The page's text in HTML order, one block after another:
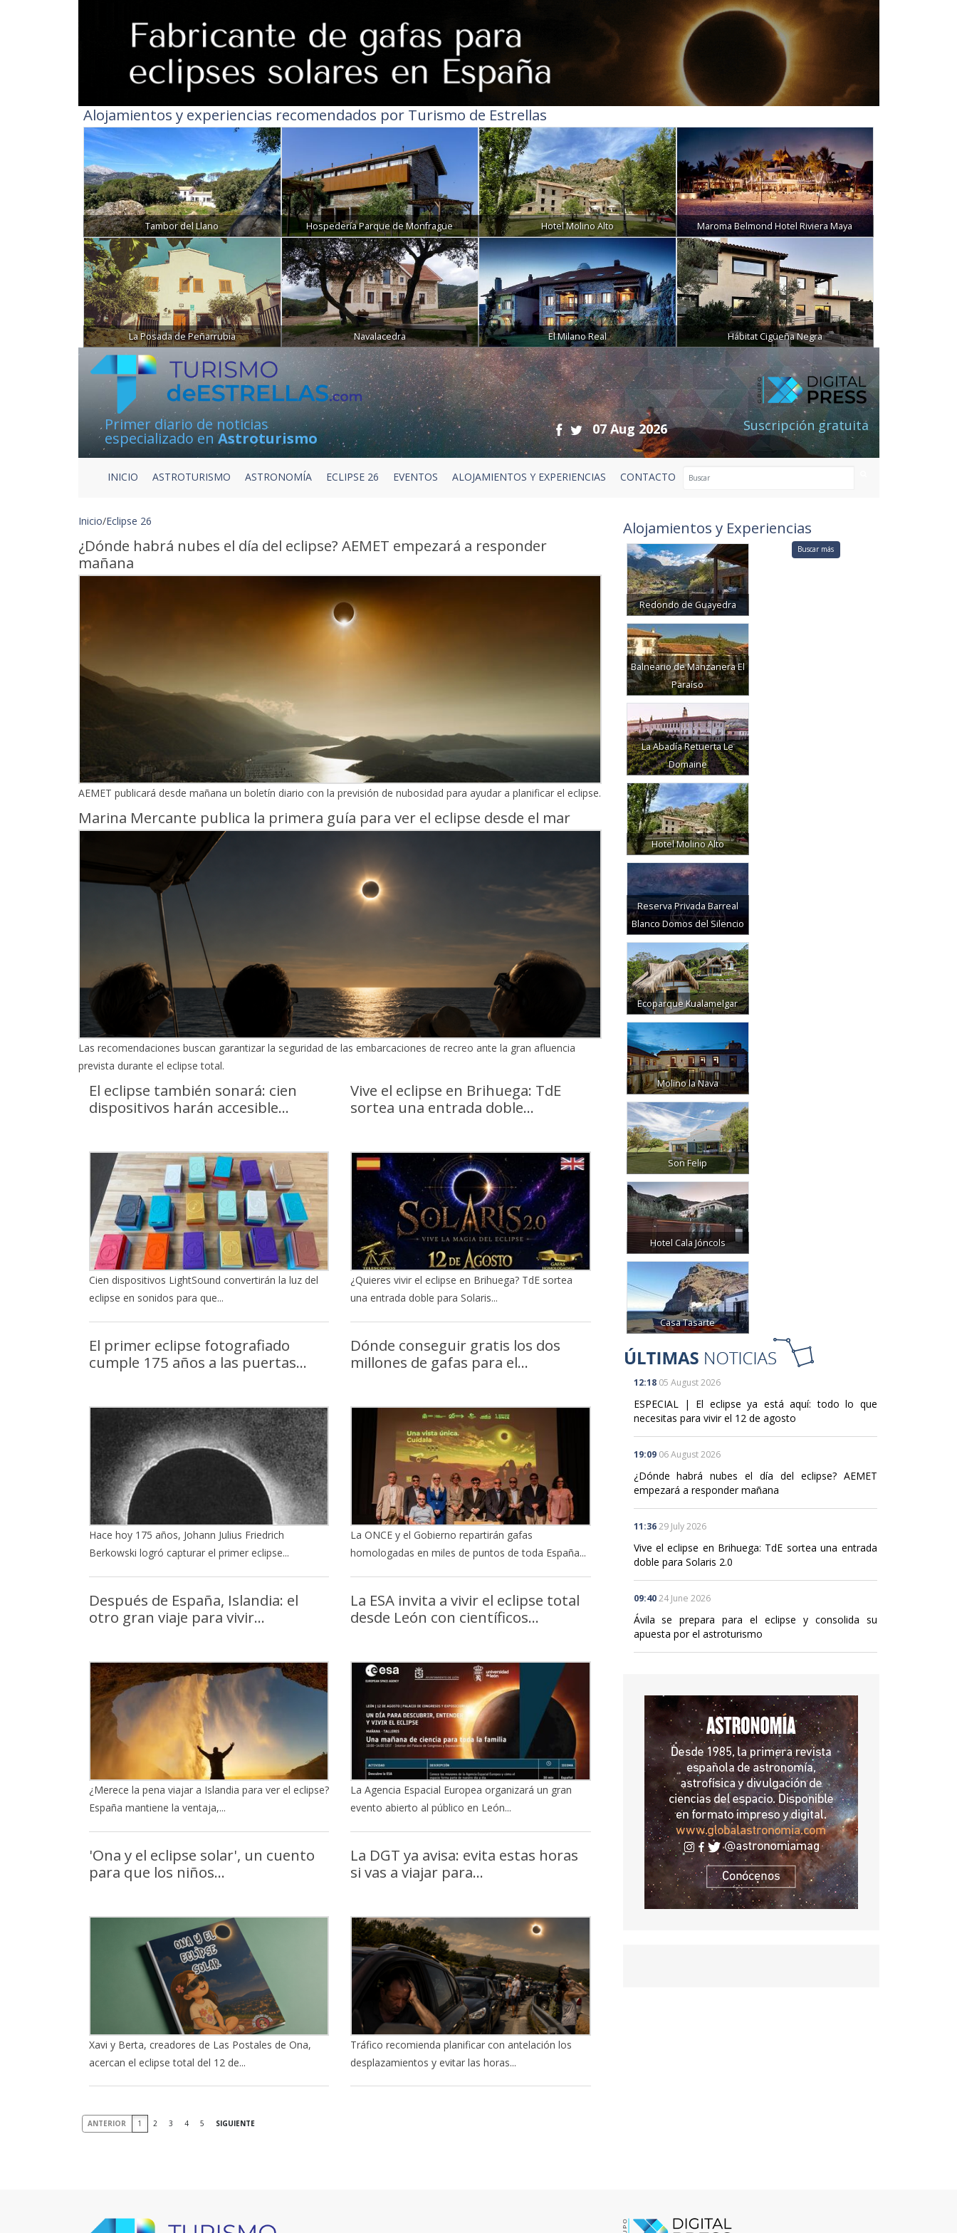
Alojamientos y experiencias recomendados por Turismo de Estrellas
Tambor del Llano Hospedería Parque de Monfragüe Hotel Molino Alto Maroma Belmond Hotel Riviera Maya
La Posada de Peñarrubia Navalacedra El Milano Real Hábitat Cigüeña Negra
Primer diario de noticias
especializado enAstroturismo
07 Aug 2026 Suscripción gratuita
INICIO ASTROTURISMO ASTRONOMÍA ECLIPSE 26 EVENTOS ALOJAMIENTOS Y EXPERIENCIAS CONTACTO
Inicio/Eclipse 26
¿Dónde habrá nubes el día del eclipse? AEMET empezará a responder
mañana
AEMET publicará desde mañana un boletín diario con la previsión de nubosidad para ayudar a planificar el eclipse.
Marina Mercante publica la primera guía para ver el eclipse desde el mar
Las recomendaciones buscan garantizar la seguridad de las embarcaciones de recreo ante la gran afluencia
prevista durante el eclipse total.
El eclipse también sonará: cien
dispositivos harán accesible...
Cien dispositivos LightSound convertirán la luz del
eclipse en sonidos para que...
Vive el eclipse en Brihuega: TdE
sortea una entrada doble...
¿Quieres vivir el eclipse en Brihuega? TdE sortea
una entrada doble para Solaris...
El primer eclipse fotografiado
cumple 175 años a las puertas...
Hace hoy 175 años, Johann Julius Friedrich
Berkowski logró capturar el primer eclipse...
Dónde conseguir gratis los dos
millones de gafas para el...
La ONCE y el Gobierno repartirán gafas
homologadas en miles de puntos de toda España...
Después de España, Islandia: el
otro gran viaje para vivir...
¿Merece la pena viajar a Islandia para ver el eclipse?
España mantiene la ventaja,...
La ESA invita a vivir el eclipse total
desde León con científicos...
La Agencia Espacial Europea organizará un gran
evento abierto al público en León...
'Ona y el eclipse solar', un cuento
para que los niños...
Xavi y Berta, creadores de Las Postales de Ona,
acercan el eclipse total del 12 de...
La DGT ya avisa: evita estas horas
si vas a viajar para...
Tráfico recomienda planificar con antelación los
desplazamientos y evitar las horas...
ANTERIOR 1 2 3 4 5 SIGUIENTE
Alojamientos y Experiencias
Redondo de Guayedra
Balneario de Manzanera El
Paraíso
La Abadía Retuerta Le
Domaine
Hotel Molino Alto
Reserva Privada Barreal
Blanco Domos del Silencio
Ecoparque Kualamelgar
Molino la Nava
Son Felip
Hotel Cala Jóncols
Casa Tasarte
Buscar más
12:18 05 August 2026
ESPECIAL | El eclipse ya está aquí: todo lo que
necesitas para vivir el 12 de agosto
19:09 06 August 2026
¿Dónde habrá nubes el día del eclipse? AEMET
empezará a responder mañana
11:36 29 July 2026
Vive el eclipse en Brihuega: TdE sortea una entrada
doble para Solaris 2.0
09:40 24 June 2026
Ávila se prepara para el eclipse y consolida su
apuesta por el astroturismo